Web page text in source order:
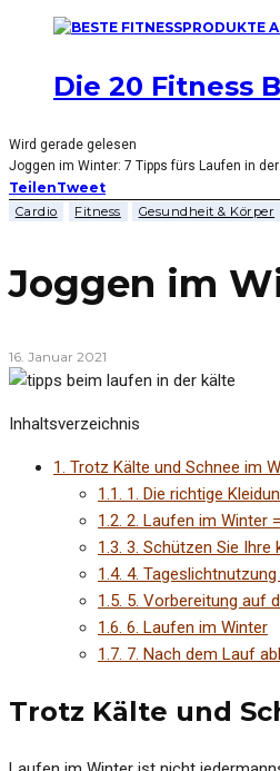
Die 20 Fitness
Wird gerade gelesen
Joggen im Winter: 7 Tipps fürs Laufen in
TeilenTweet
Cardio Fitness Gesundheit & Körper
Joggen im
16. Januar 2021
Inhaltsverzeichnis
1. Trotz Kälte und Schnee im
1.1. 1. Die richtige
1.2. 2. Laufen im Winter
1.3. 3. Schützen Sie Ihre
1.4. 4.
1.5. 5. Vorbereitung auf
1.6. 6. Laufen im Winter
1.7. 7. Nach dem Lauf
Trotz Kälte und